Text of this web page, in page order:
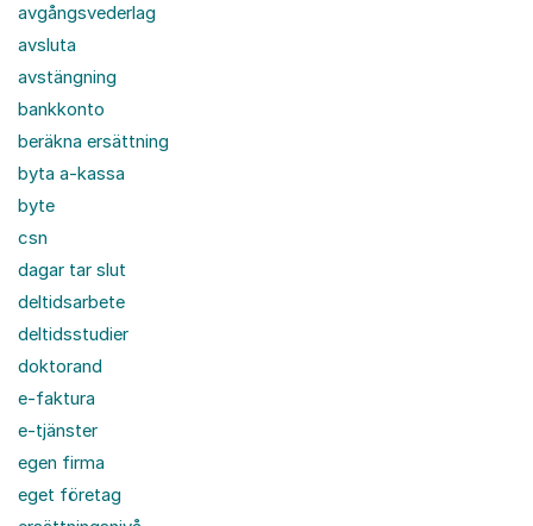
avgångsvederlag
avsluta
avstängning
bankkonto
beräkna ersättning
byta a-kassa
byte
csn
dagar tar slut
deltidsarbete
deltidsstudier
doktorand
e-faktura
e-tjänster
egen firma
eget företag